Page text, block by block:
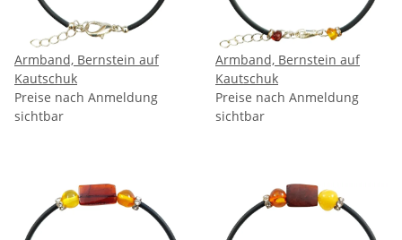
Armband, Bernstein auf
Kautschuk
Preise nach Anmeldung
sichtbar
Armband, Bernstein auf
Kautschuk
Preise nach Anmeldung
sichtbar